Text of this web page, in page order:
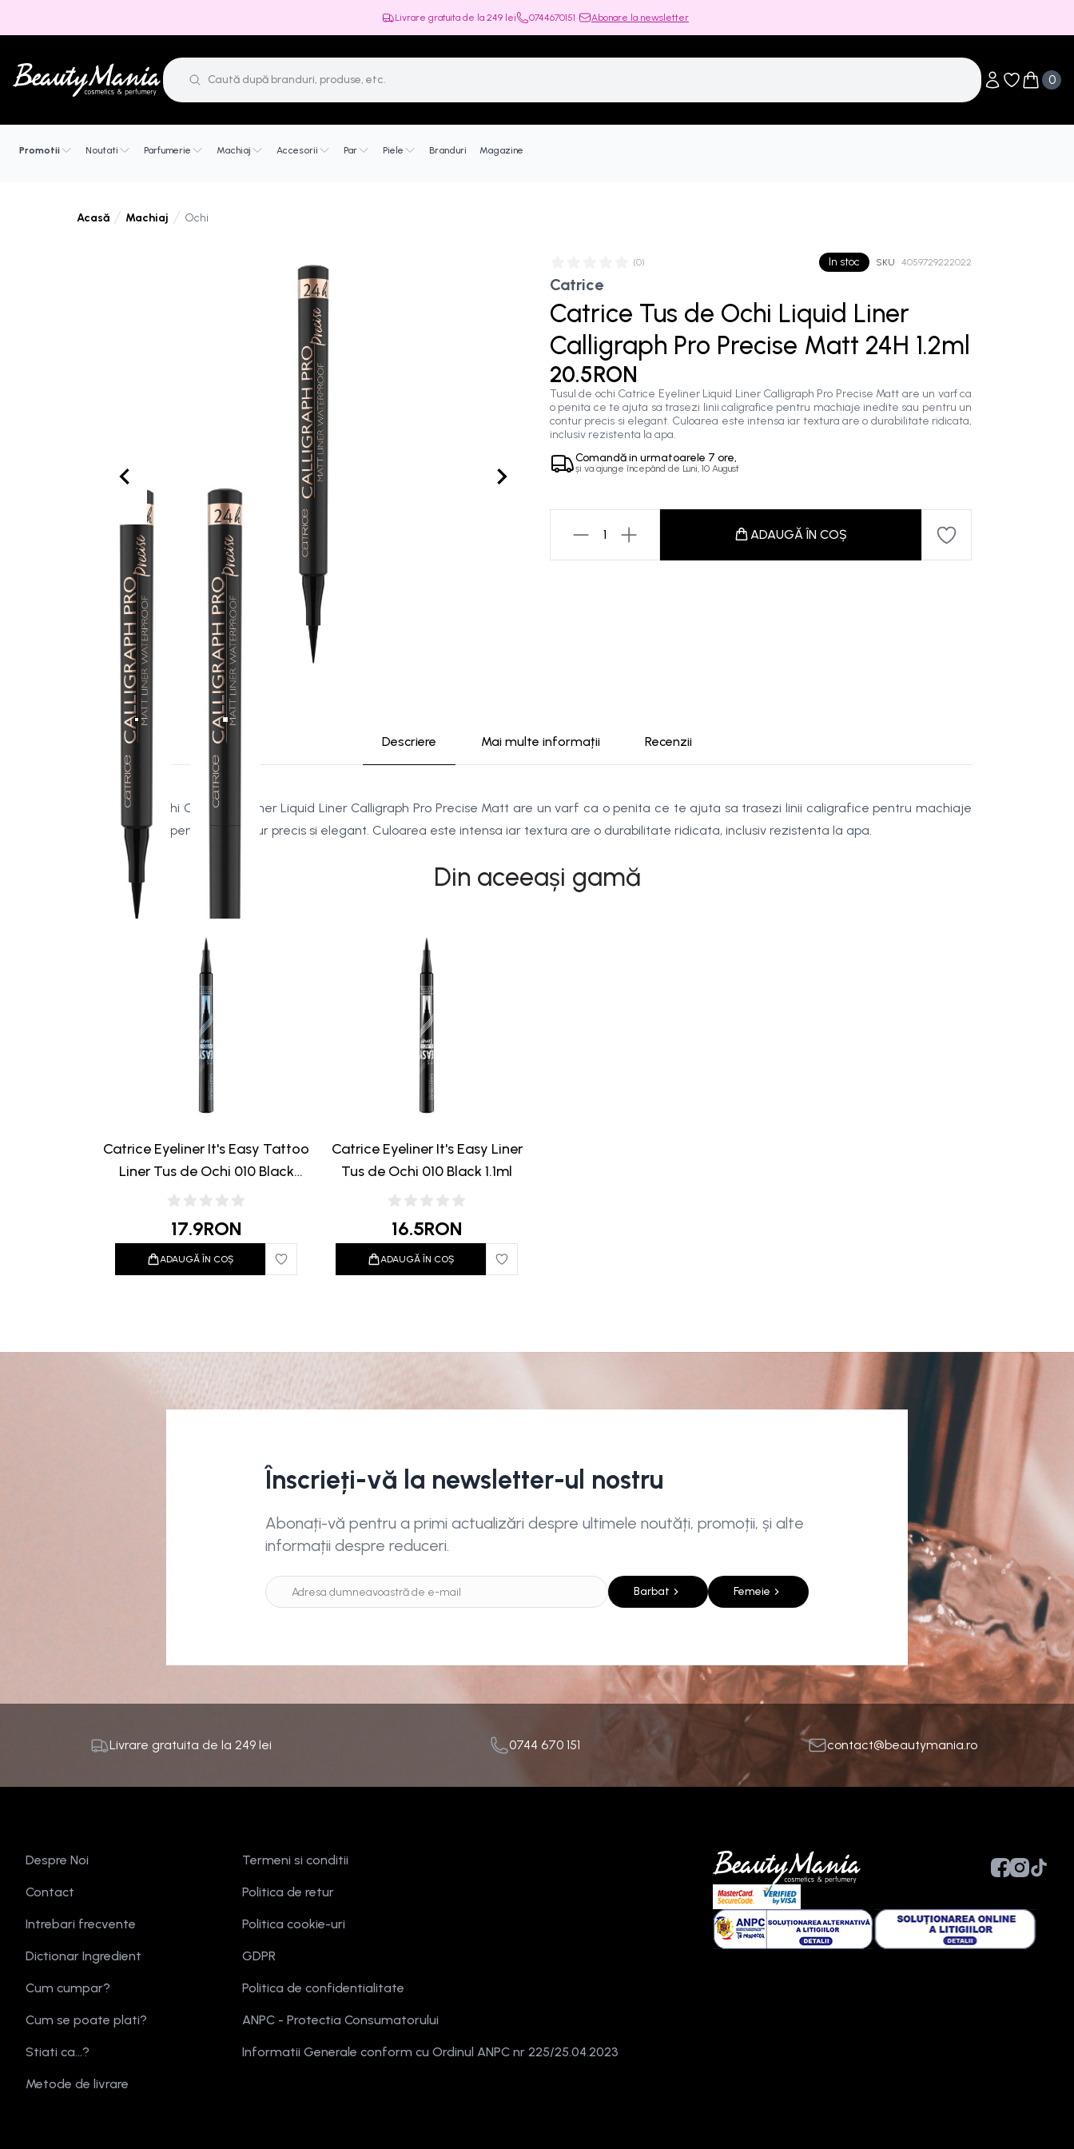
Livrare gratuita de la 249 lei 0744670151 Abonare la newsletter
Obiecte în
0
Obiecte
Promotii Noutati Parfumerie Machiaj Accesorii Par Piele Branduri Magazine
Acasă Machiaj Ochi
(0) In stoc SKU 4059729222022
Catrice
Catrice Tus de Ochi Liquid Liner
Calligraph Pro Precise Matt 24H 1.2ml
20.5RON
Tusul de ochi Catrice Eyeliner Liquid Liner Calligraph Pro Precise Matt are un varf ca
o penita ce te ajuta sa trasezi linii caligrafice pentru machiaje inedite sau pentru un
contur precis si elegant. Culoarea este intensa iar textura are o durabilitate ridicata,
inclusiv rezistenta la apa.
Comandă in urmatoarele 7 ore,
și va ajunge începând de Luni, 10 August
1 ADAUGĂ ÎN COȘ
Descriere Mai multe informații Recenzii
Tusul de ochi Catrice Eyeliner Liquid Liner Calligraph Pro Precise Matt are un varf ca o penita ce te ajuta sa trasezi linii caligrafice pentru machiaje
inedite sau pentru un contur precis si elegant. Culoarea este intensa iar textura are o durabilitate ridicata, inclusiv rezistenta la apa.
Din aceeași gamă
Catrice Eyeliner It's Easy Tattoo
Liner Tus de Ochi 010 Black
Lifeproof 1.1ml
17.9RON
ADAUGĂ ÎN COȘ
Catrice Eyeliner It's Easy Liner
Tus de Ochi 010 Black 1.1ml
16.5RON
ADAUGĂ ÎN COȘ
Înscrieți-vă la newsletter-ul nostru
Abonați-vă pentru a primi actualizări despre ultimele noutăți, promoții, și alte
informații despre reduceri.
Barbat Femeie
Livrare gratuita de la249 lei 0744 670 151 contact@beautymania.ro
Despre Noi
Contact
Intrebari frecvente
Dictionar Ingredient
Cum cumpar?
Cum se poate plati?
Stiati ca...?
Metode de livrare
Termeni si conditii
Politica de retur
Politica cookie-uri
GDPR
Politica de confidentialitate
ANPC - Protectia Consumatorului
Informatii Generale conform cu Ordinul ANPC nr 225/25.04.2023